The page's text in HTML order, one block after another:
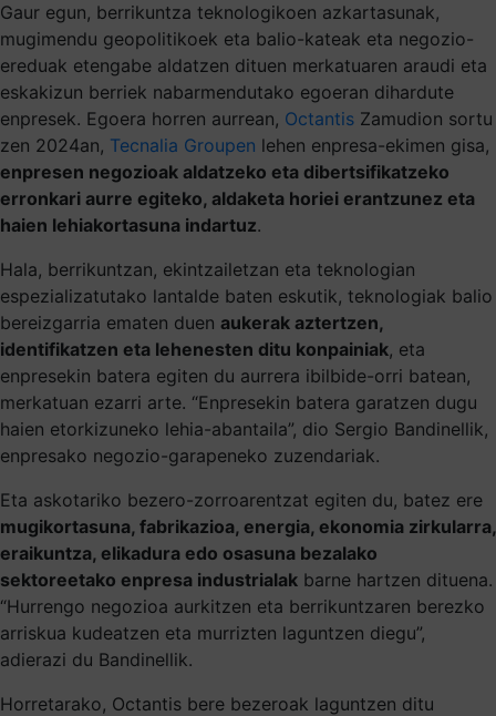
Gaur egun, berrikuntza teknologikoen azkartasunak,
mugimendu geopolitikoek eta balio-kateak eta negozio-
ereduak etengabe aldatzen dituen merkatuaren araudi eta
eskakizun berriek nabarmendutako egoeran dihardute
enpresek. Egoera horren aurrean, Octantis Zamudion sortu
zen 2024an, Tecnalia Groupen lehen enpresa-ekimen gisa,
enpresen negozioak aldatzeko eta dibertsifikatzeko
erronkari aurre egiteko, aldaketa horiei erantzunez eta
haien lehiakortasuna indartuz.
Hala, berrikuntzan, ekintzailetzan eta teknologian
espezializatutako lantalde baten eskutik, teknologiak balio
bereizgarria ematen duen aukerak aztertzen,
identifikatzen eta lehenesten ditu konpainiak, eta
enpresekin batera egiten du aurrera ibilbide-orri batean,
merkatuan ezarri arte. “Enpresekin batera garatzen dugu
haien etorkizuneko lehia-abantaila”, dio Sergio Bandinellik,
enpresako negozio-garapeneko zuzendariak.
Eta askotariko bezero-zorroarentzat egiten du, batez ere
mugikortasuna, fabrikazioa, energia, ekonomia zirkularra,
eraikuntza, elikadura edo osasuna bezalako
sektoreetako enpresa industrialak barne hartzen dituena.
“Hurrengo negozioa aurkitzen eta berrikuntzaren berezko
arriskua kudeatzen eta murrizten laguntzen diegu”,
adierazi du Bandinellik.
Horretarako, Octantis bere bezeroak laguntzen ditu